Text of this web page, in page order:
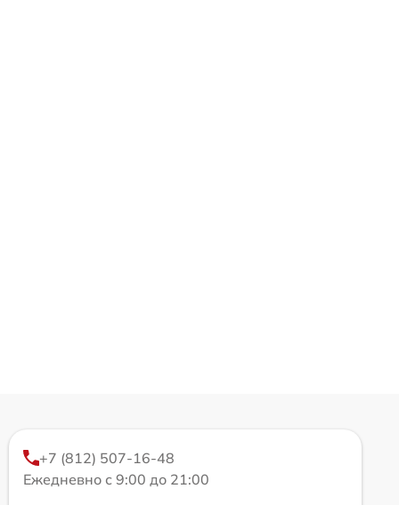
+7 (812) 507-16-48
Ежедневно с 9:00 до 21:00